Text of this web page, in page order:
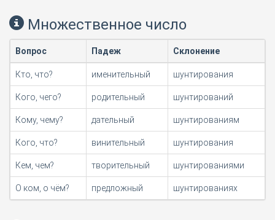
Множественное число
Вопрос Падеж Склонение
Кто, что? именительный шунтирования
Кого, чего? родительный шунтирований
Кому, чему? дательный шунтированиям
Кого, что? винительный шунтирования
Кем, чем? творительный шунтированиями
О ком, о чём? предложный шунтированиях